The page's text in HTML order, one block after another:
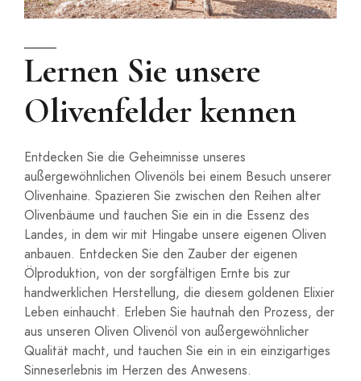
Lernen Sie unsere
Olivenfelder kennen
Entdecken Sie die Geheimnisse unseres
außergewöhnlichen Olivenöls bei einem Besuch unserer
Olivenhaine. Spazieren Sie zwischen den Reihen alter
Olivenbäume und tauchen Sie ein in die Essenz des
Landes, in dem wir mit Hingabe unsere eigenen Oliven
anbauen. Entdecken Sie den Zauber der eigenen
Ölproduktion, von der sorgfältigen Ernte bis zur
handwerklichen Herstellung, die diesem goldenen Elixier
Leben einhaucht. Erleben Sie hautnah den Prozess, der
aus unseren Oliven Olivenöl von außergewöhnlicher
Qualität macht, und tauchen Sie ein in ein einzigartiges
Sinneserlebnis im Herzen des Anwesens.